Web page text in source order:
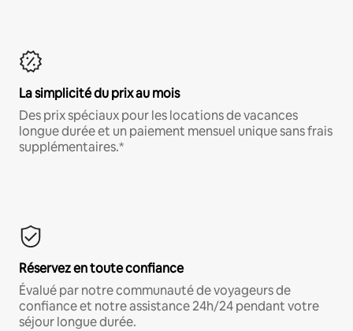
La simplicité du prix au mois
Des prix spéciaux pour les locations de vacances
longue durée et un paiement mensuel unique sans frais
supplémentaires.*
Réservez en toute confiance
Évalué par notre communauté de voyageurs de
confiance et notre assistance 24h/24 pendant votre
séjour longue durée.